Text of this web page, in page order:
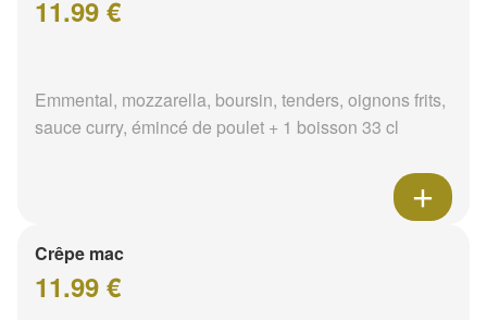
11.99 €
Emmental, mozzarella, boursin, tenders, oignons frits,
sauce curry, émincé de poulet + 1 boisson 33 cl
Crêpe mac
11.99 €